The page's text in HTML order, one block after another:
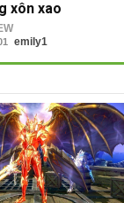
xôn xao
emily1